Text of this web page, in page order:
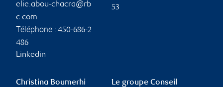
elie.abou-chacra@rb
c.com
Téléphone : 450-686-2
486
Linkedin
53
Christina Boumerhi
Le groupe Conseil